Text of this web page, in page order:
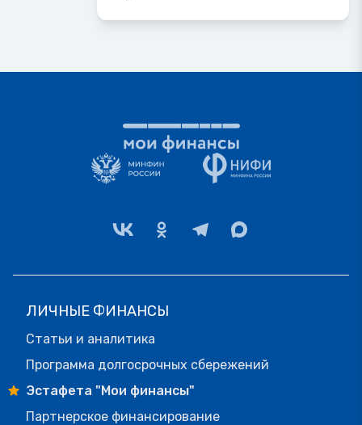
ЛИЧНЫЕ ФИНАНСЫ
Статьи и аналитика
Программа долгосрочных сбережений
Эстафета "Мои финансы"
Партнерское финансирование